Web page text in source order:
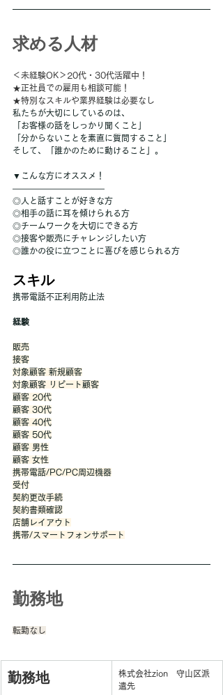
求める人材
＜未経験OK＞20代・30代活躍中！
★正社員での雇用も相談可能！
★特別なスキルや業界経験は必要なし
私たちが大切にしているのは、
「お客様の話をしっかり聞くこと」
「分からないことを素直に質問すること」
そして、「誰かのために動けること」。
▼こんな方にオススメ！
―――――――――――
◎人と話すことが好きな方
◎相手の話に耳を傾けられる方
◎チームワークを大切にできる方
◎接客や販売にチャレンジしたい方
◎誰かの役に立つことに喜びを感じられる方
スキル
携帯電話不正利用防止法
経験
販売
接客
対象顧客 新規顧客
対象顧客 リピート顧客
顧客 20代
顧客 30代
顧客 40代
顧客 50代
顧客 男性
顧客 女性
携帯電話/PC/PC周辺機器
受付
契約更改手続
契約書類確認
店舗レイアウト
携帯/スマートフォンサポート
勤務地
転勤なし
勤務地
株式会社zion　守山区派
遣先